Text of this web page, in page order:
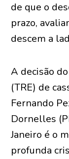
de que o
prazo,
descem a
A decisão
(TRE) de
Fernando
Dornelles
Janeiro é o
profunda